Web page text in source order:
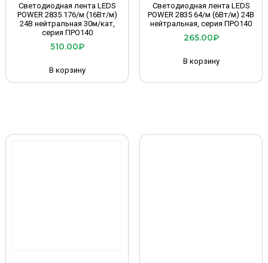
Светодиодная лента LEDS
POWER 2835 176/м (16Вт/м)
24В нейтральная 30м/кат,
серия ПРО140
510.00₽
В корзину
Светодиодная лента LEDS
POWER 2835 64/м (6Вт/м) 24В
нейтральная, серия ПРО140
265.00₽
В корзину